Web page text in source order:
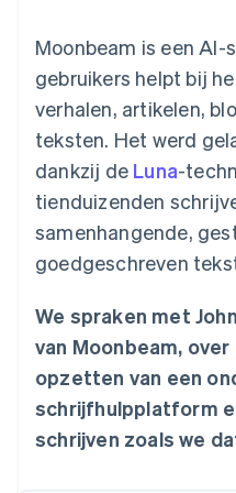
Terminal
Authorization
Boost
acceptatie
Link
Versneld afrekenen
Financial
Connections
Data gekoppelde
rekeningen
Product roadmap
Ontdek wat er in het
Radar
SaaS
Per
AI-
Creator
Gaming
Horeca,
Media en
Non-
Publieke
bieden
die door
worden
Diensten
beheren
Bronnen
API-
Jaarlijks
Sessions
Stripe
Stripe
Contact
Neem
Moonbeam is een
gebruikers helpt bij
verhalen, artikelen,
teksten. Het werd
dankzij de Luna-
tienduizenden
samenhangende,
goedgeschreven
We spraken met
van Moonbeam,
opzetten van een
schrijfhulpplatform
schrijven zoals we